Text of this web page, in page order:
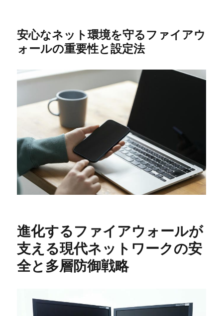
安心なネット環境を守るファイアウ
ォールの重要性と設定法
進化するファイアウォールが
支える現代ネットワークの安
全と多層防御戦略